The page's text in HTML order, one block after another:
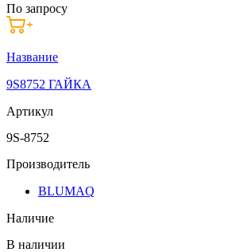
По запросу
Название
9S8752 ГАЙКА
Артикул
9S-8752
Производитель
BLUMAQ
Наличие
В наличии